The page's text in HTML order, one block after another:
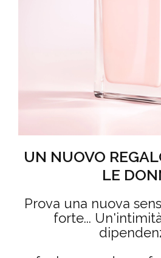
UN NUOVO
LE
Prova una nuova
forte...